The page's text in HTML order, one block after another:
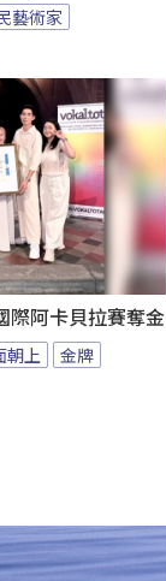
藝術家
際阿卡貝拉賽奪金
朝上 金牌